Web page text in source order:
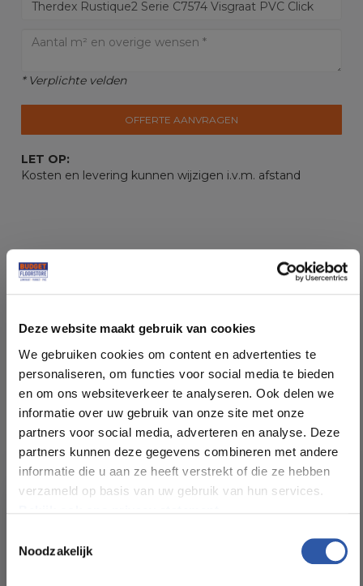
Deze website maakt gebruik van cookies
We gebruiken cookies om content en advertenties te
personaliseren, om functies voor social media te bieden
en om ons websiteverkeer te analyseren. Ook delen we
informatie over uw gebruik van onze site met onze
partners voor social media, adverteren en analyse. Deze
partners kunnen deze gegevens combineren met andere
informatie die u aan ze heeft verstrekt of die ze hebben
verzameld op basis van uw gebruik van hun services.
Noodzakelijk
* Verplichte velden
OFFERTE AANVRAGEN
LET OP:
Kosten en levering kunnen wijzigen i.v.m. afstand
Soort vloer:
Kleur: Eiken Licht Warm
Pakinhoud (m²): 1,080